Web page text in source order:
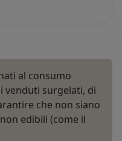
al consumo
venduti surgelati, di
che non siano
edibili (come il